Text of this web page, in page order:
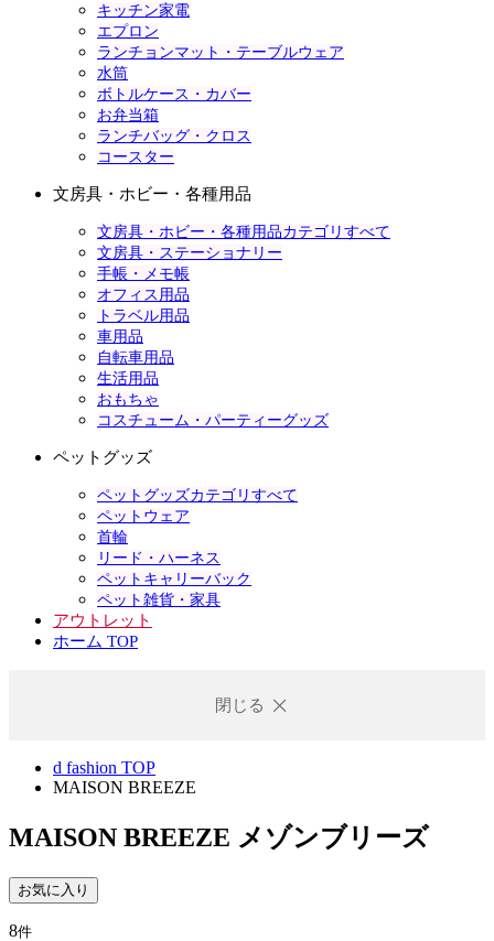
キッチン家電
エプロン
ランチョンマット・テーブルウェア
水筒
ボトルケース・カバー
お弁当箱
ランチバッグ・クロス
コースター
文房具・ホビー・各種用品
文房具・ホビー・各種用品カテゴリすべて
文房具・ステーショナリー
手帳・メモ帳
オフィス用品
トラベル用品
車用品
自転車用品
生活用品
おもちゃ
コスチューム・パーティーグッズ
ペットグッズ
ペットグッズカテゴリすべて
ペットウェア
首輪
リード・ハーネス
ペットキャリーバック
ペット雑貨・家具
アウトレット
ホーム TOP
閉じる
d fashion TOP
MAISON BREEZE
MAISON BREEZE メゾンブリーズ
お気に入り
8件